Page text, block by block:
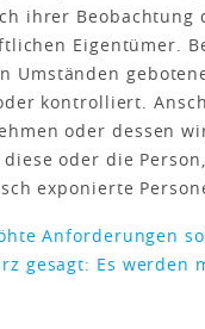
ihrer
Eigentümer.
Umständen
kontrolliert.
oder dessen
oder die
exponierte
Anforderungen
gesagt: Es